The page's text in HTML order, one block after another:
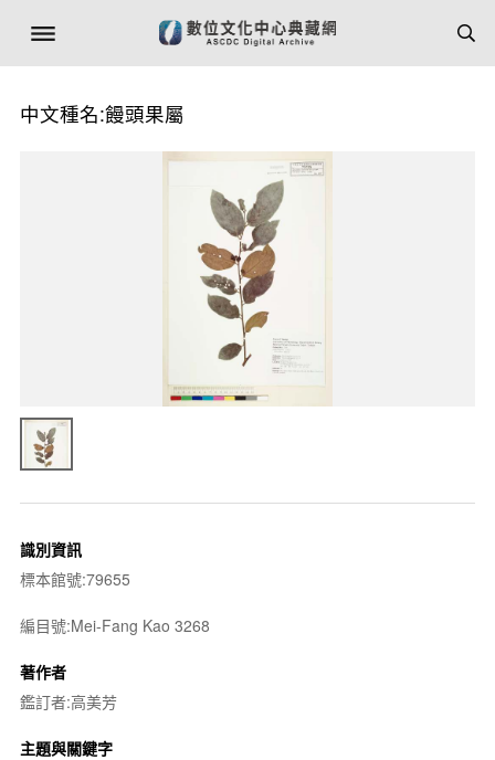
中文種名:饅頭果屬
識別資訊
標本館號:79655
編目號:Mei-Fang Kao 3268
著作者
鑑訂者:高美芳
主題與關鍵字